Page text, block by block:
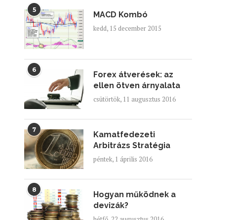
5 MACD Kombó
kedd, 15 december 2015
6
Forex átverések: az
ellen ötven árnyalata
csütörtök, 11 augusztus 2016
7
Kamatfedezeti
Arbitrázs Stratégia
péntek, 1 április 2016
8
Hogyan működnek a
devizák?